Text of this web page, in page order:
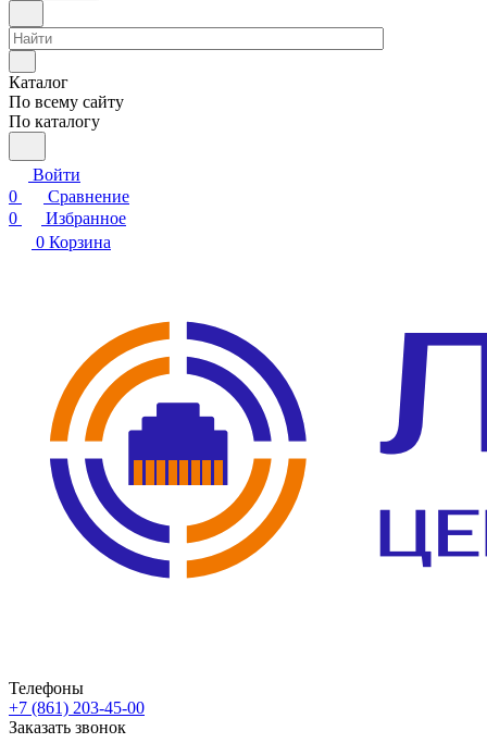
Каталог
По всему сайту
По каталогу
Войти
0
Сравнение
0
Избранное
0 Корзина
Телефоны
+7 (861) 203-45-00
Заказать звонок